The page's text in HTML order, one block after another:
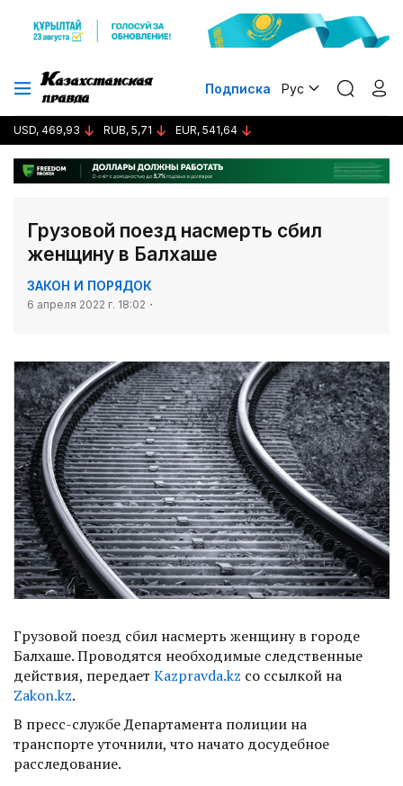
Подписка Рус
USD, 469,93 RUB, 5,71 EUR, 541,64
Грузовой поезд насмерть сбил
женщину в Балхаше
ЗАКОН И ПОРЯДОК
6 апреля 2022 г. 18:02
Грузовой поезд сбил насмерть женщину в городе
Балхаше. Проводятся необходимые следственные
действия, передает Kazpravda.kz со ссылкой на
Zakon.kz.
В пресс-службе Департамента полиции на
транспорте уточнили, что начато досудебное
расследование.